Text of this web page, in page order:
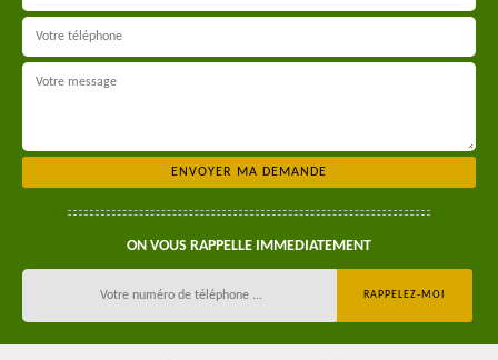
ON VOUS RAPPELLE IMMEDIATEMENT